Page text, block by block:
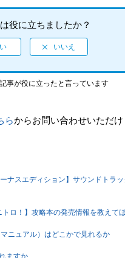
役に立ちましたか？
事が役に立ったと言っています
らからお問い合わせいただけ
ナスエディション】サウンドトラ
ロ！】攻略本の発売情報を教えて
ニュアル）はどこかで見れるか
ますか